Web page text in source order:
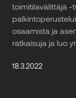
toimitilavälittäjä -
osaamista ja
ratkaisuja ja luo
18.3.2022